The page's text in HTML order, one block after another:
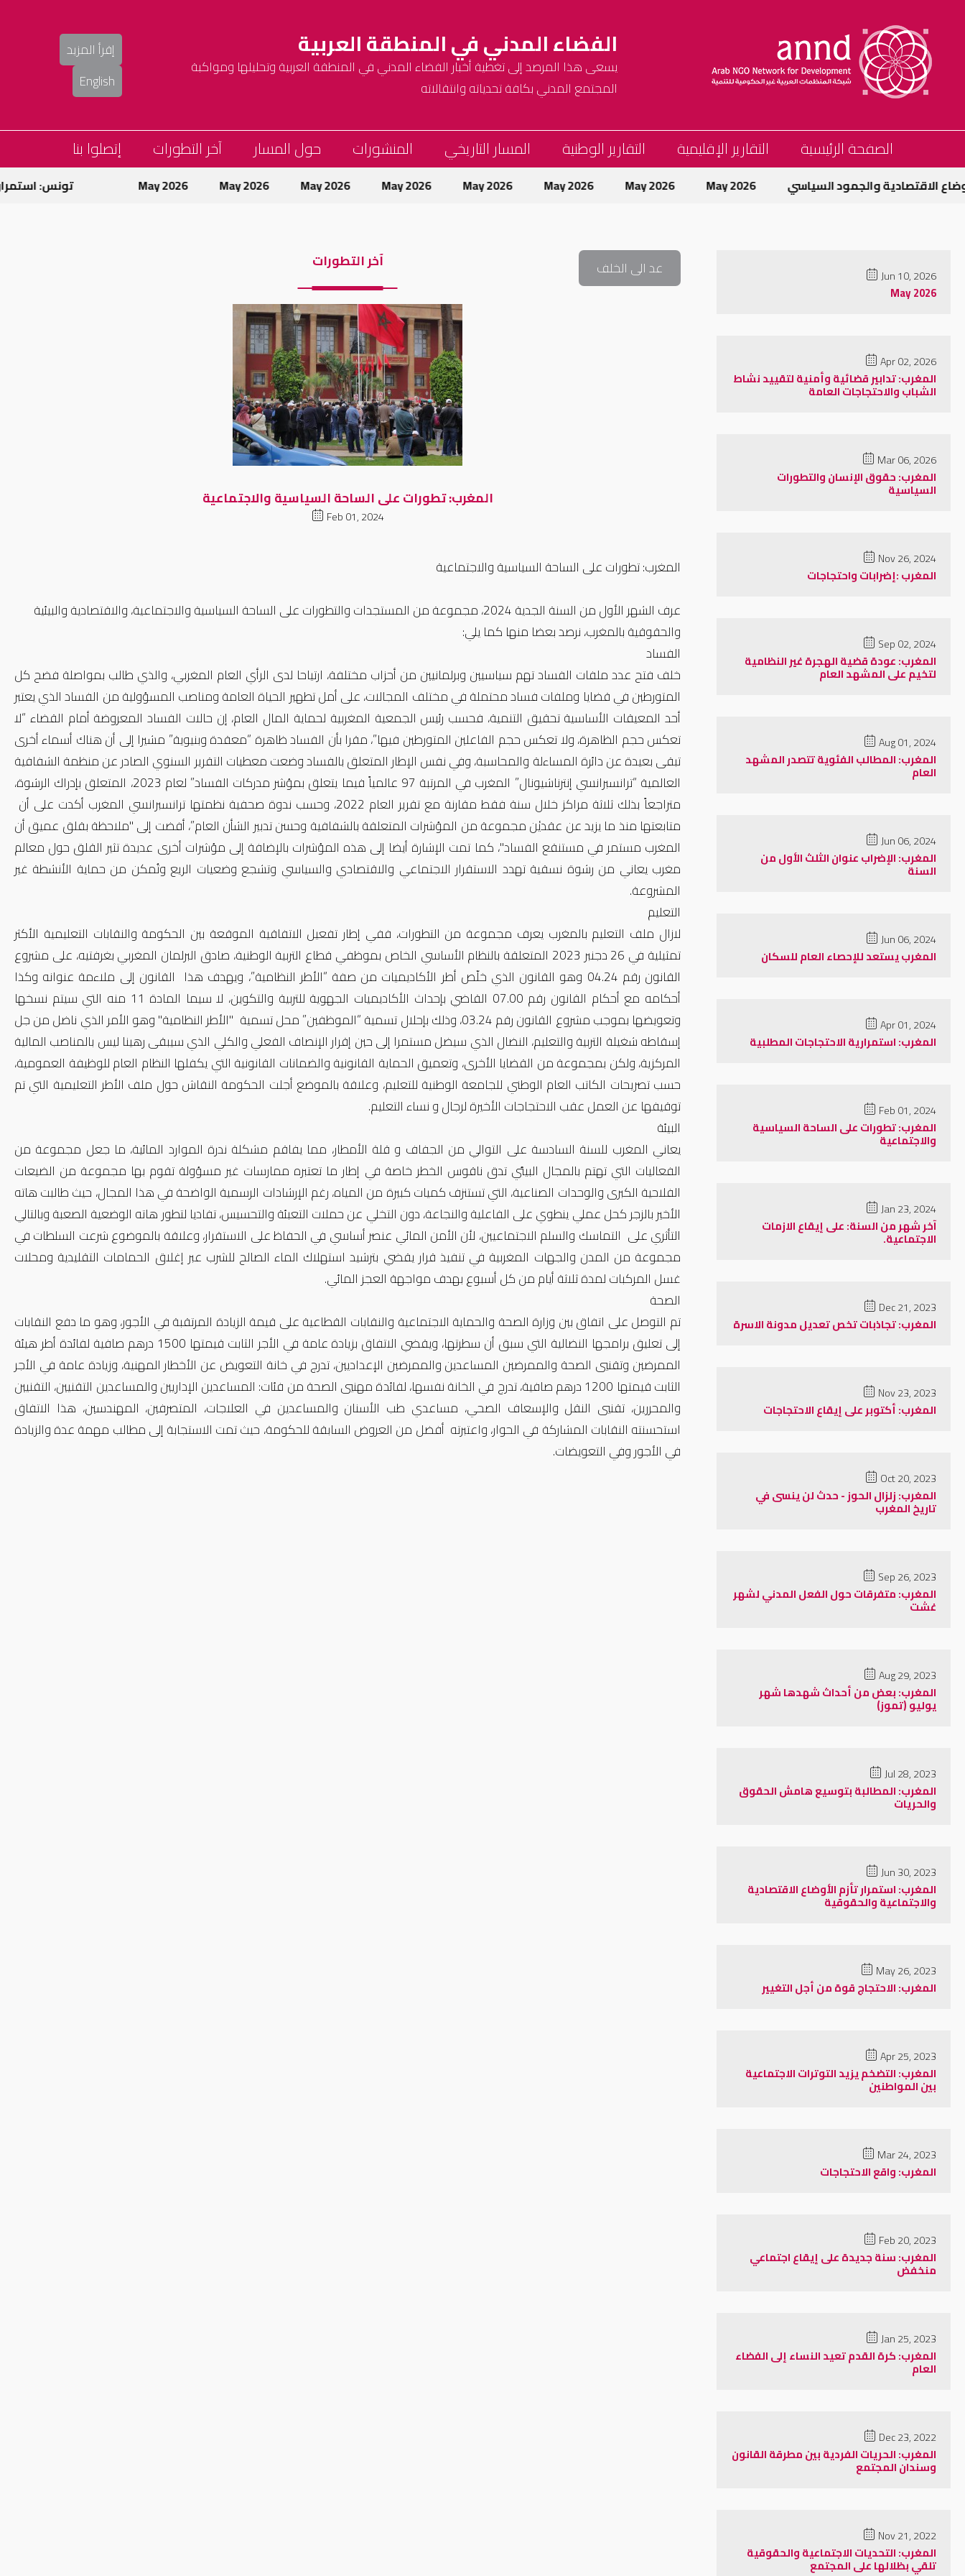
الفضاء المدني في المنطقة العربية
يسعى هذا المرصد إلى تغطية أخبار الفضاء المدني في المنطقة العربية وتحليلها ومواكبة
المجتمع المدني بكافة تحدياته وانتقالاته
إقرأ المزيد
English
الصفحة الرئيسية التقارير الإقليمية التقارير الوطنية المسار التاريخي المنشورات حول المسار آخر التطورات إتصلوا بنا
تونس: استمرار May 2026 May 2026 May 2026 May 2026 May 2026 May 2026 May 2026 May 2026 الاقتصادية والجمود السياسي
Jun 10, 2026
May 2026
Apr 02, 2026
المغرب: تدابير قضائية وأمنية لتقييد نشاط
الشباب والاحتجاجات العامة
Mar 06, 2026
المغرب: حقوق الإنسان والتطورات
السياسية
Nov 26, 2024
المغرب :إضرابات واحتجاجات
Sep 02, 2024
المغرب: عودة قضية الهجرة غير النظامية
لتخيم على المشهد العام
Aug 01, 2024
المغرب: المطالب الفئوية تتصدر المشهد
العام
Jun 06, 2024
المغرب: الإضراب عنوان الثلث الأول من
السنة
Jun 06, 2024
المغرب يستعد للإحصاء العام للسكان
Apr 01, 2024
المغرب: استمرارية الاحتجاجات المطلبية
Feb 01, 2024
المغرب: تطورات على الساحة السياسية
والاجتماعية
Jan 23, 2024
آخر شهر من السنة: على إيقاع الازمات
الاجتماعية.
Dec 21, 2023
المغرب: تجاذبات تخص تعديل مدونة الاسرة
Nov 23, 2023
المغرب: أكتوبر على إيقاع الاحتجاجات
Oct 20, 2023
المغرب: زلزال الحوز - حدث لن ينسى في
تاريخ المغرب
Sep 26, 2023
المغرب: متفرقات حول الفعل المدني لشهر
غشت
Aug 29, 2023
المغرب: بعض من أحداث شهدها شهر
يوليو (تموز)
Jul 28, 2023
المغرب: المطالبة بتوسيع هامش الحقوق
والحريات
Jun 30, 2023
المغرب: استمرار تأزم الأوضاع الاقتصادية
والاجتماعية والحقوقية
May 26, 2023
المغرب: الاحتجاج قوة من أجل التغيير
Apr 25, 2023
المغرب: التضخم يزيد التوترات الاجتماعية
بين المواطنين
Mar 24, 2023
المغرب: واقع الاحتجاجات
Feb 20, 2023
المغرب: سنة جديدة على إيقاع اجتماعي
منخفض
Jan 25, 2023
المغرب: كرة القدم تعيد النساء إلى الفضاء
العام
Dec 23, 2022
المغرب: الحريات الفردية بين مطرقة القانون
وسندان المجتمع
Nov 21, 2022
المغرب: التحديات الاجتماعية والحقوقية
تلقي بظلالها على المجتمع
آخر التطورات عد الى الخلف
المغرب: تطورات على الساحة السياسية والاجتماعية
Feb 01, 2024
المغرب: تطورات على الساحة السياسية والاجتماعية
عرف الشهر الأول من السنة الجدية 2024، مجموعة من المستجدات والتطورات على الساحة السياسية والاجتماعية، والاقتصادية والبيئية
والحقوقية بالمغرب، نرصد بعضا منها كما يلي:
الفساد
خلف فتح عدد ملفات الفساد تهم سياسيين وبرلمانيين من أحزاب مختلفة، ارتياحا لدى الرأي العام المغربي، والذي طالب بمواصلة فضح كل
المتورطين في قضايا وملفات فساد محتملة في مختلف المجالات، على أمل تطهير الحياة العامة ومناصب المسؤولية من الفساد الذي يعتبر
أحد المعيقات الأساسية تحقيق التنمية، فحسب رئيس الجمعية المغربية لحماية المال العام، إن حالات الفساد المعروضة أمام القضاء “لا
تعكس حجم الظاهرة، ولا تعكس حجم الفاعلين المتورطين فيها”، مقرا بأن الفساد ظاهرة “معقدة وبنيوية”. مشيرا إلى أن هناك أسماء أخرى
تبقى بعيدة عن دائرة المساءلة والمحاسبة، وفي نفس الإطار المتعلق بالفساد وضعت معطيات التقرير السنوي الصادر عن منظمة الشفافية
العالمية “ترانسبرانسي إنترناشيونال” المغرب في المرتبة 97 عالمياً فيما يتعلق بمؤشر مدركات الفساد” لعام 2023، المتعلق بإدراك الرشوة،
متراجعاً بذلك ثلاثة مراكز خلال سنة فقط مقارنة مع تقرير العام 2022، وحسب ندوة صحفية نظمتها ترانسبرانسي المغرب أكدت على أن
متابعتها منذ ما يزيد عن عقديْن مجموعة من المؤشرات المتعلقة بالشفافية وحسن تدبير الشأن العام”، أفضت إلى "ملاحظة بقلق عميق أن
المغرب مستمر في مستنقع الفساد"، كما تمت الإشارة أيضا إلى هذه المؤشرات بالإضافة إلى مؤشرات أخرى عديدة تثير القلق حول معالم
مغرب يعاني من رشوة نسقية تهدد الاستقرار الاجتماعي والاقتصادي والسياسي وتشجع وضعيات الريع وتُمكن من حماية الأنشطة غير
المشروعة.
التعليم
لازال ملف التعليم بالمغرب يعرف مجموعة من التطورات، ففي إطار تفعيل الاتفاقية الموقعة بين الحكومة والنقابات التعليمية الأكثر
تمثيلية في 26 دجنبر 2023 المتعلقة بالنظام الأساسي الخاص بموظفي قطاع التربية الوطنية،
صادق البرلمان المغربي بغرفتيه، على مشروع
القانون رقم 04.24 وهو القانون الذي خلّص أطر الأكاديميات من صفة “الأطر النظامية”، ويهدف هذا القانون إلى ملاءمة عنوانه وكذا
أحكامه مع أحكام القانون رقم 07.00 القاضي بإحداث الأكاديميات الجهوية للتربية والتكوين، لا سيما المادة 11 منه التي سيتم نسخها
وتعويضها بموجب مشروع القانون رقم 03.24، وذلك بإحلال تسمية “الموظفين” محل تسمية "الأطر النظامية" وهو الأمر الذي ناضل من جل
إسقاطه شغيلة التربية والتعليم، النضال الذي سيضل مستمرا إلى حين إقرار الإنصاف الفعلي والكلي الذي سيبقى رهينا ليس بالمناصب المالية
المركزية، ولكن بمجموعة من القضايا الأخرى، وتعميق الحماية القانونية والضمانات القانونية التي يكفلها النظام العام للوظيفة العمومية،
حسب تصريحات الكاتب العام الوطني للجامعة الوطنية للتعليم، وعلاقة بالموضع أجلت الحكومة النقاش حول ملف الأطر التعليمية التي تم
توقيفها عن العمل عقب الاحتجاجات الأخيرة لرجال و نساء التعليم.
البيئة
يعاني المغرب للسنة السادسة على التوالي من الجفاف و قلة الأمطار، مما يفاقم مشكلة ندرة الموارد المائية، ما جعل مجموعة من
الفعاليات التي تهتم بالمجال البيئي تدق ناقوس الخطر خاصة في إطار ما تعتبره ممارسات غير مسؤولة تقوم بها مجموعة من الضيعات
الفلاحية الكبرى والوحدات الصناعية، التي تستنزف كميات كبيرة من المياه، رغم الإرشادات الرسمية الواضحة في هذا المجال، حيث طالبت هاته
الأخير بالزجر كحل عملي ينطوي على الفاعلية والنجاعة، دون التخلي عن حملات التعبئة والتحسيس، تفاديا لتطور هاته الوضعية الصعبة وبالتالي
التأثري على التماسك والسلم الاجتماعيين، لأن الأمن المائي عنصر أساسي في الحفاظ على الاستقرار، وعلاقة بالموضوع شرعت السلطات في
مجموعة من المدن والجهات المغربية في تنفيذ قرار يقضي بترشيد استهلاك الماء الصالح للشرب عبر إغلاق الحمامات التقليدية ومحلات
غسل المركبات لمدة ثلاثة أيام من كل أسبوع بهدف مواجهة العجز المائي.
الصحة
تم التوصل على اتفاق بين وزارة الصحة والحماية الاجتماعية والنقابات القطاعية على قيمة الزيادة المرتقبة في الأجور، وهو ما دفع النقابات
إلى تعليق برامجها النضالية التي سبق أن سطرتها، ويقضي الاتفاق بزيادة عامة في الأجر الثابت قيمتها 1500 درهم صافية لفائدة أطر هيئة
الممرضين وتقنيي الصحة والممرضين المساعدين والممرضين الإعداديين، تدرج في خانة التعويض عن الأخطار المهنية، وزيادة عامة في الأجر
الثابت قيمتها 1200 درهم صافية، تدرج في الخانة نفسها، لفائدة مهنيي الصحة من فئات: المساعدين الإداريين والمساعدين التقنيين، التقنيين
والمحررين، تقنيي النقل والإسعاف الصحي، مساعدي طب الأسنان والمساعدين في العلاجات، المتصرفين، المهندسين، هذا الاتفاق
استحسنته النقابات المشاركة في الحوار، واعتبرته أفضل من العروض السابقة للحكومة، حيث تمت الاستجابة إلى مطالب مهمة عدة والزيادة
في الأجور وفي التعويضات.